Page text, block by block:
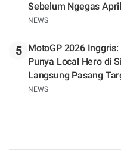
Sebelum Ngegas
NEWS
5
MotoGP 2026
Punya Local Hero di
Langsung Pasang
NEWS